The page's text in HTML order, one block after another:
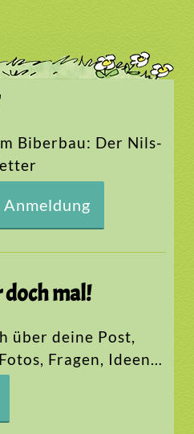
Biberbau: Der Nils-
mal!
über deine Post,
Fragen, Ideen…